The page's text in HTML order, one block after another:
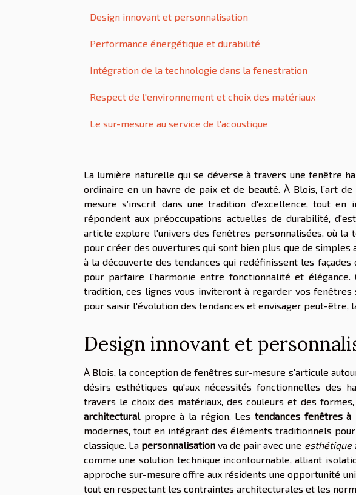
Design innovant et personnalisation
Performance énergétique et durabilité
Intégration de la technologie dans la fenestration
Respect de l'environnement et choix des matériaux
Le sur-mesure au service de l'acoustique
La lumière naturelle qui se déverse à travers une fenêtre
ordinaire en un havre de paix et de beauté. À Blois, l’art
mesure s’inscrit dans une tradition d'excellence, tout en
répondent aux préoccupations actuelles de durabilité,
article explore l'univers des fenêtres personnalisées, où la
pour créer des ouvertures qui sont bien plus que de simples
à la découverte des tendances qui redéfinissent les
pour parfaire l'harmonie entre fonctionnalité et élégance.
tradition, ces lignes vous inviteront à regarder vos fenêtres
pour saisir l'évolution des tendances et envisager peut-
Design innovant et
À Blois, la conception de fenêtres sur-mesure s'articule
désirs esthétiques qu'aux nécessités fonctionnelles des
travers le choix des matériaux, des couleurs et des
architectural propre à la région. Les tendances fenêtres à
modernes, tout en intégrant des éléments traditionnels
classique. La personnalisation va de pair avec une esthétique
comme une solution technique incontournable, alliant
approche sur-mesure offre aux résidents une opportunité
tout en respectant les contraintes architecturales et les